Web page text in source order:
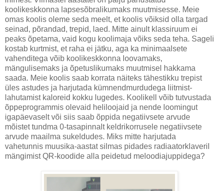
koolikeskkonna lapsesõbralikumaks muutmisesse. Meie
omas koolis oleme seda meelt, et koolis võiksid olla targad
seinad, põrandad, trepid, laed. Mitte ainult klassiruum ei
peaks õpetama, vaid kogu koolimaja võiks seda teha. Sageli
kostab kurtmist, et raha ei jätku, aga ka minimaalsete
vahenditega võib koolikeskkonna loovamaks,
mängulisemaks ja õpetuslikumaks muutmisel hakkama
saada. Meie koolis saab korrata näiteks tähestikku trepist
üles astudes ja harjutada kümnendmurdudega liitmist-
lahutamist kaloreid kokku lugedes. Koolikell võib tutvustada
õppeprogrammis olevaid heliloojaid ja nende loomingut
igapäevaselt või siis saab õppida negatiivsete arvude
mõistet tundma 0-tasapinnalt keldrikorrusele negatiivsete
arvude maailma sukeldudes. Miks mitte harjutada
vahetunnis muusika-aastat silmas pidades radiaatorklaveril
mängimist QR-koodide alla peidetud meloodiajuppidega?